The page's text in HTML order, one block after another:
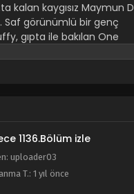
kalan kaygısız Maymun
Saf görünümlü bir genç
gıpta ile bakılan One
kararlılıkla giden bir
yüzleşirken, Luffy hırslı
hayatta bir kez
1136.Bölüm izle
uploader03
T.: 1 yıl önce